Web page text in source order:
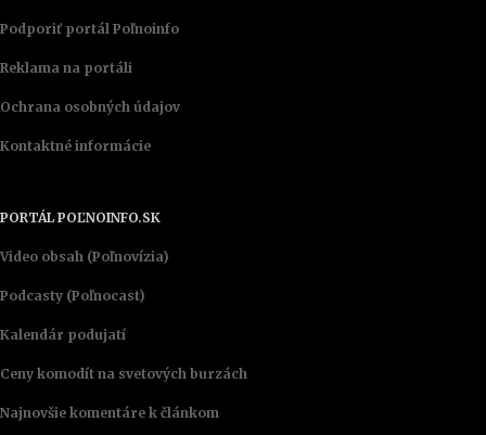
Podporiť portál Poľnoinfo
Reklama na portáli
Ochrana osobných údajov
Kontaktné informácie
PORTÁL POĽNOINFO.SK
Video obsah (Poľnovízia)
Podcasty (Poľnocast)
Kalendár podujatí
Ceny komodít na svetových burzách
Najnovšie komentáre k článkom